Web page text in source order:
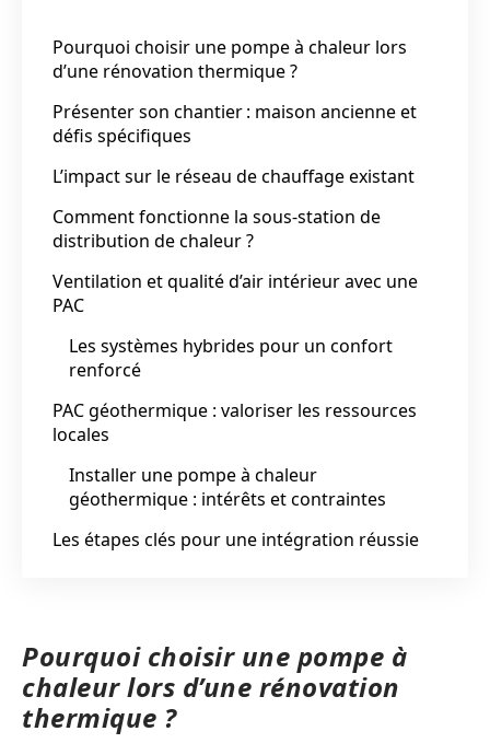
Pourquoi choisir une pompe à chaleur lors
d’une rénovation thermique ?
Présenter son chantier : maison ancienne et
défis spécifiques
L’impact sur le réseau de chauffage existant
Comment fonctionne la sous-station de
distribution de chaleur ?
Ventilation et qualité d’air intérieur avec une
PAC
Les systèmes hybrides pour un confort
renforcé
PAC géothermique : valoriser les ressources
locales
Installer une pompe à chaleur
géothermique : intérêts et contraintes
Les étapes clés pour une intégration réussie
Pourquoi choisir une pompe à
chaleur lors d’une rénovation
thermique ?